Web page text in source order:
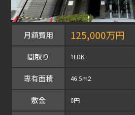
月額費用 125,000万円
間取り 1LDK
専有面積 46.5m2
敷金 0円